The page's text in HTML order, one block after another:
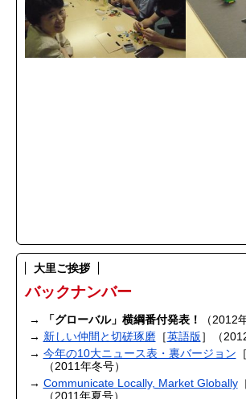
大里ご挨拶
バックナンバー
「グローバル」横綱番付発表！
（2012
新しい仲間と切磋琢磨［英語版］（
今年の10大ニュース表・裏バージョン ［
（2011年冬号）
Communicate Locally, Market Globally
（2011年夏号）